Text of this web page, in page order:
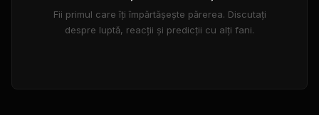
Fii primul care îți împărtășește părerea. Discutați
despre luptă, reacții și predicții cu alți fani.